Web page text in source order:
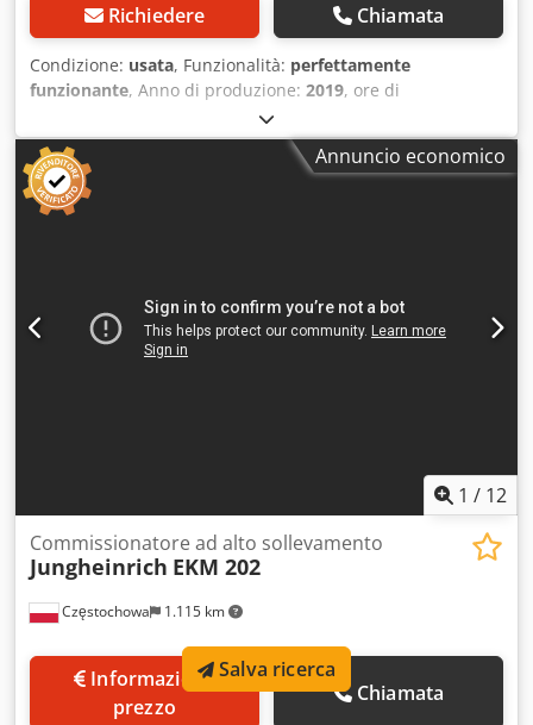
Richiedere Chiamata
Condizione: usata, Funzionalità: perfettamente
funzionante, Anno di produzione: 2019, ore di
, portata:
sollevamento:2.135 mm, sollevamento libero:150 mm,
tipo di carburante:
, tipo di montante: Simplex,
altezza di costruzione:
1.150 mm
Voltaggio batteria: 24 V Tipo di batteria: litio-ioni
Credpezqwt Hsfx Ag Dof Anno di fabbricazione della
batteria: 2019 Protezione del montante in plexiglas, tetto di
Annuncio economico
1 / 12
Częstochowa 1.115 km
Commissionatore ad alto sollevamento
Jungheinrich EKM 202
prezzo
Chiamata
Salva ricerca